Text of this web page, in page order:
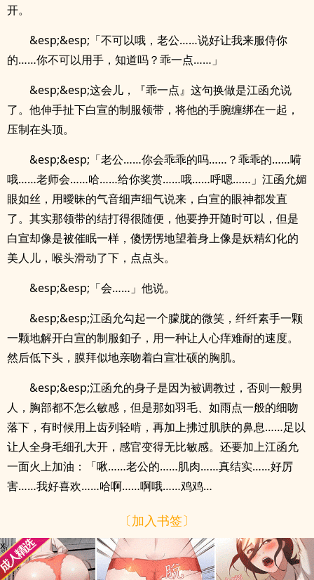
开。
&esp;&esp;「不可以哦，老公……说好让我来服侍你
的……你不可以用手，知道吗？乖一点……」
&esp;&esp;这会儿，『乖一点』这句换做是江函允说
了。他伸手扯下白宣的制服领带，将他的手腕缠绑在一起，
压制在头顶。
&esp;&esp;「老公……你会乖乖的吗……？乖乖的……嗬
哦……老师会……哈……给你奖赏……哦……呼嗯……」江函允媚
眼如丝，用曖昧的气音细声细气说来，白宣的眼神都发直
了。其实那领带的结打得很随便，他要挣开随时可以，但是
白宣却像是被催眠一样，傻愣愣地望着身上像是妖精幻化的
美人儿，喉头滑动了下，点点头。
&esp;&esp;「会……」他说。
&esp;&esp;江函允勾起一个朦胧的微笑，纤纤素手一颗
一颗地解开白宣的制服釦子，用一种让人心痒难耐的速度。
然后低下头，膜拜似地亲吻着白宣壮硕的胸肌。
&esp;&esp;江函允的身子是因为被调教过，否则一般男
人，胸部都不怎么敏感，但是那如羽毛、如雨点一般的细吻
落下，有时候用上齿列轻啃，再加上拂过肌肤的鼻息……足以
让人全身毛细孔大开，感官变得无比敏感。还要加上江函允
一面火上加油：「啾……老公的……肌肉……真结实……好厉
害……我好喜欢……哈啊……啊哦……鸡鸡…
〔加入书签〕
x